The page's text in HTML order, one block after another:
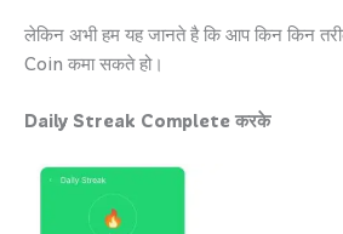
लेकिन अभी हम यह जानते है कि आप किन किन
Coin कमा सकते हो।
Daily Streak Complete करके